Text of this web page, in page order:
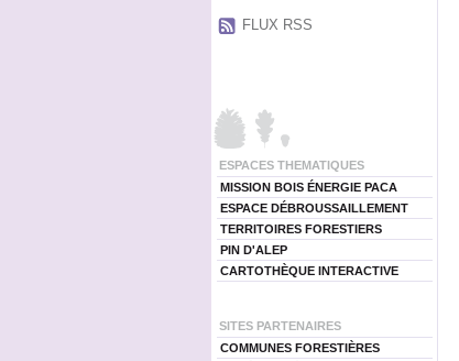
FLUX RSS
ESPACES THEMATIQUES
MISSION BOIS ÉNERGIE PACA
ESPACE DÉBROUSSAILLEMENT
TERRITOIRES FORESTIERS
PIN D'ALEP
CARTOTHÈQUE INTERACTIVE
SITES PARTENAIRES
COMMUNES FORESTIÈRES